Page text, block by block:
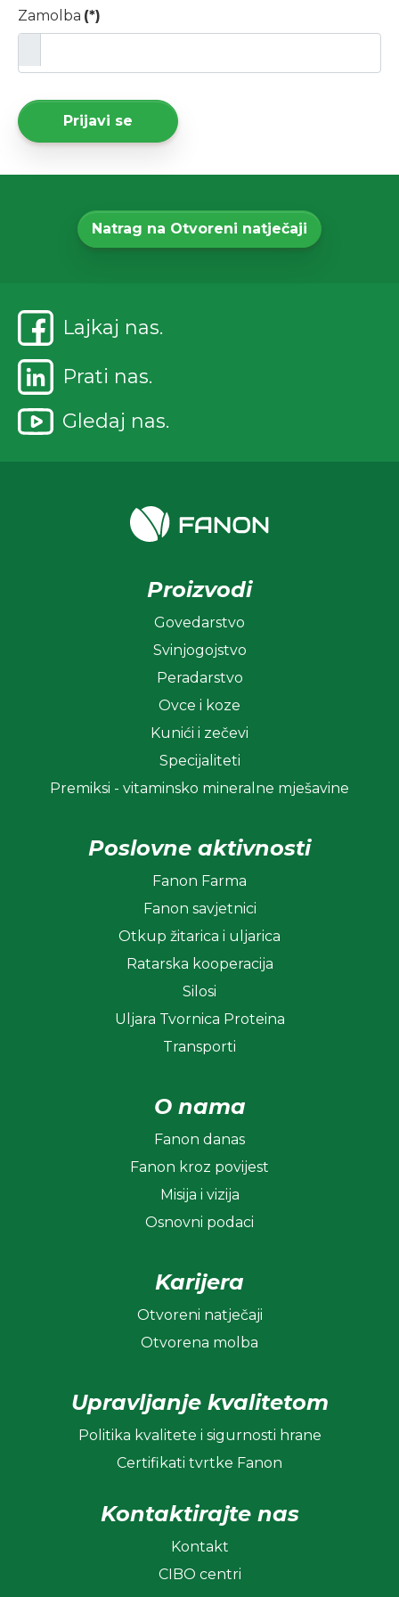
Zamolba (*)
Prijavi se
Natrag na Otvoreni natječaji
Lajkaj nas.
Prati nas.
Gledaj nas.
Proizvodi
Govedarstvo
Svinjogojstvo
Peradarstvo
Ovce i koze
Kunići i zečevi
Specijaliteti
Premiksi - vitaminsko mineralne mješavine
Poslovne aktivnosti
Fanon Farma
Fanon savjetnici
Otkup žitarica i uljarica
Ratarska kooperacija
Silosi
Uljara Tvornica Proteina
Transporti
O nama
Fanon danas
Fanon kroz povijest
Misija i vizija
Osnovni podaci
Karijera
Otvoreni natječaji
Otvorena molba
Upravljanje kvalitetom
Politika kvalitete i sigurnosti hrane
Certifikati tvrtke Fanon
Kontaktirajte nas
Kontakt
CIBO centri